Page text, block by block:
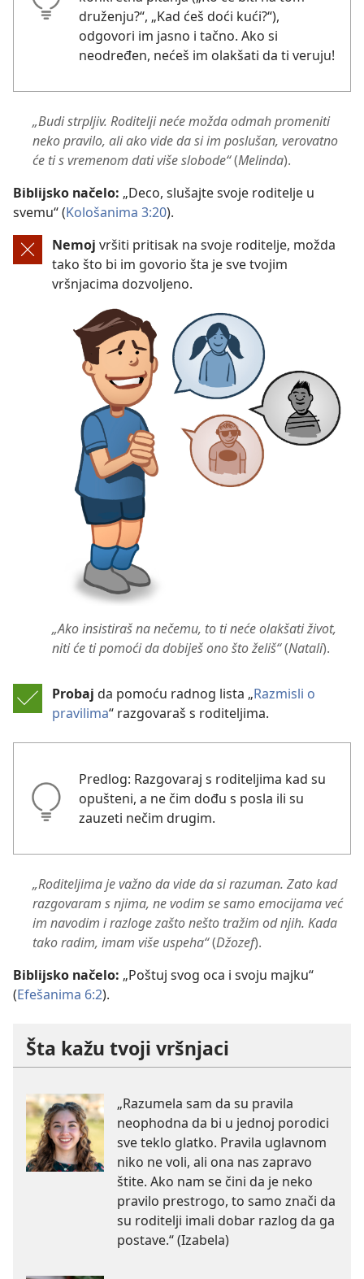
druženju?“, „Kad ćeš doći kući?“),
odgovori im jasno i tačno. Ako si
neodređen, nećeš im olakšati da ti veruju!
„Budi strpljiv. Roditelji neće možda odmah promeniti
neko pravilo, ali ako vide da si im poslušan, verovatno
će ti s vremenom dati više slobode“(Melinda).
Biblijsko načelo: „Deco, slušajte svoje roditelje u
svemu“ (Kološanima 3:20).
Nemoj vršiti pritisak na svoje roditelje, možda
tako što bi im govorio šta je sve tvojim
vršnjacima dozvoljeno.
„Ako insistiraš na nečemu, to ti neće olakšati život,
niti će ti pomoći da dobiješ ono što želiš“(Natali).
Probaj da pomoću radnog lista „Razmisli o
pravilima“ razgovaraš s roditeljima.
Predlog: Razgovaraj s roditeljima kad su
opušteni, a ne čim dođu s posla ili su
zauzeti nečim drugim.
„Roditeljima je važno da vide da si razuman. Zato kad
razgovaram s njima, ne vodim se samo emocijama već
im navodim i razloge zašto nešto tražim od njih. Kada
tako radim, imam više uspeha“(Džozef).
Biblijsko načelo: „Poštuj svog oca i svoju majku“
(Efešanima 6:2).
Šta kažu tvoji vršnjaci
„Razumela sam da su pravila
neophodna da bi u jednoj porodici
sve teklo glatko. Pravila uglavnom
niko ne voli, ali ona nas zapravo
štite. Ako nam se čini da je neko
pravilo prestrogo, to samo znači da
su roditelji imali dobar razlog da ga
postave.“ (Izabela)